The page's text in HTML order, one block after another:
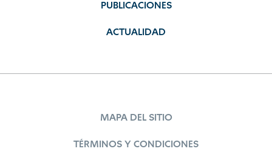
PUBLICACIONES
ACTUALIDAD
MAPA DEL SITIO
TÉRMINOS Y CONDICIONES